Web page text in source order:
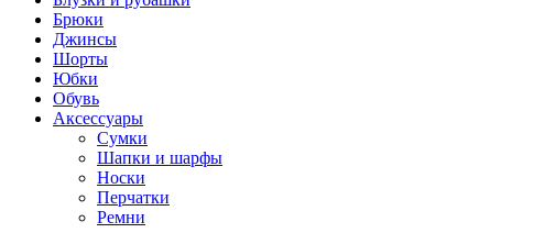
Брюки
Джинсы
Шорты
Юбки
Обувь
Аксессуары
Сумки
Шапки и шарфы
Носки
Перчатки
Ремни